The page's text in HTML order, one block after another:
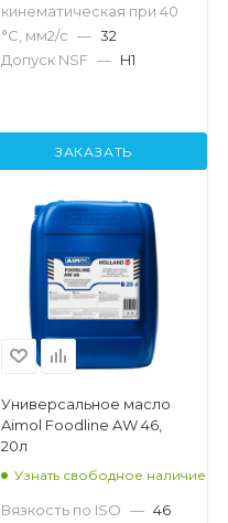
кинематическая при 40
°С, мм2/с — 32
Допуск NSF — H1
ЗАКАЗАТЬ
Универсальное масло
Aimol Foodline AW 46,
20л
Узнать свободное наличие
Вязкость по ISO — 46